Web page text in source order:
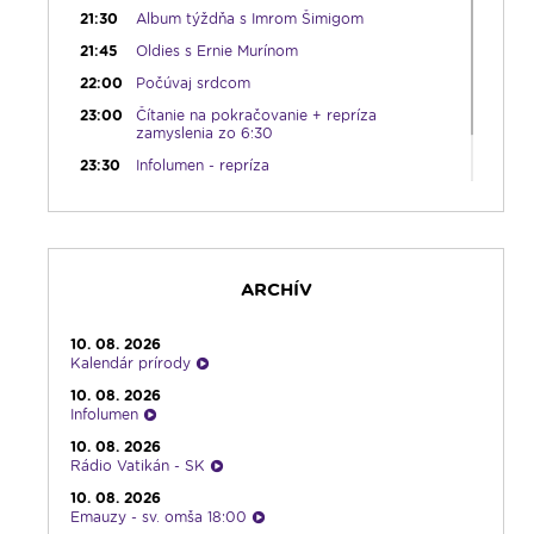
21:30
Album týždňa s Imrom Šimigom
21:45
Oldies s Ernie Murínom
22:00
Počúvaj srdcom
23:00
Čítanie na pokračovanie + repríza
zamyslenia zo 6:30
23:30
Infolumen - repríza
ARCHÍV
10. 08. 2026
Kalendár prírody
10. 08. 2026
Infolumen
10. 08. 2026
Rádio Vatikán - SK
10. 08. 2026
Emauzy - sv. omša 18:00